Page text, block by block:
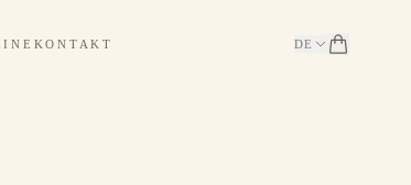
KONTAKT DE